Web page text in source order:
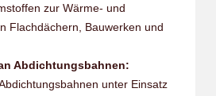
zur Wärme- und
Flachdächern, Bauwerken und
Abdichtungsbahnen:
unter Einsatz